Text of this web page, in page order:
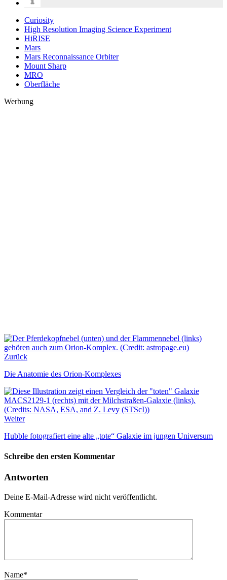
Curiosity
High Resolution Imaging Science Experiment
HiRISE
Mars
Mars Reconnaissance Orbiter
Mount Sharp
MRO
Oberfläche
Werbung
Zurück
Die Anatomie des Orion-Komplexes
Weiter
Hubble fotografiert eine alte „tote“ Galaxie im jungen Universum
Schreibe den ersten Kommentar
Antworten
Deine E-Mail-Adresse wird nicht veröffentlicht.
Kommentar
Name*